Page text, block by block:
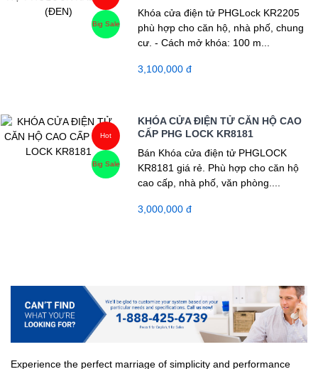
Big Sale
Khóa cửa điện tử PHGLock KR2205
phù hợp cho căn hộ, nhà phố, chung
cư. - Cách mở khóa: 100 m...
3,100,000 đ
Hot
Big Sale
KHÓA CỬA ĐIỆN TỬ CĂN HỘ CAO
CẤP PHG LOCK KR8181
Bán Khóa cửa điện tử PHGLOCK
KR8181 giá rẻ. Phù hợp cho căn hộ
cao cấp, nhà phố, văn phòng....
3,000,000 đ
Experience the perfect marriage of simplicity and performance